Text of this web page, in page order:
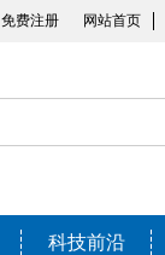
免费注册 网站首页
科技前沿